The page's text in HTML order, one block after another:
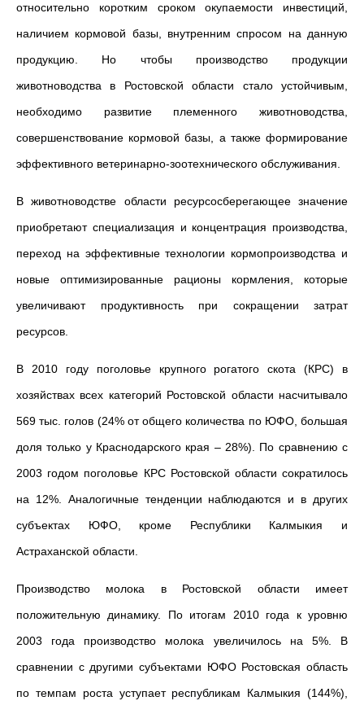
относительно коротким сроком окупаемости инвестиций,
наличием кормовой базы, внутренним спросом на данную
продукцию. Но чтобы производство продукции
животноводства в Ростовской области стало устойчивым,
необходимо развитие племенного животноводства,
совершенствование кормовой базы, а также формирование
эффективного ветеринарно-зоотехнического обслуживания.
В животноводстве области ресурсосберегающее значение
приобретают специализация и концентрация производства,
переход на эффективные технологии кормопроизводства и
новые оптимизированные рационы кормления, которые
увеличивают продуктивность при сокращении затрат
ресурсов.
В 2010 году поголовье крупного рогатого скота (КРС) в
хозяйствах всех категорий Ростовской области насчитывало
569 тыс. голов (24% от общего количества по ЮФО, большая
доля только у Краснодарского края – 28%). По сравнению с
2003 годом поголовье КРС Ростовской области сократилось
на 12%. Аналогичные тенденции наблюдаются и в других
субъектах ЮФО, кроме Республики Калмыкия и
Астраханской области.
Производство молока в Ростовской области имеет
положительную динамику. По итогам 2010 года к уровню
2003 года производство молока увеличилось на 5%. В
сравнении с другими субъектами ЮФО Ростовская область
по темпам роста уступает республикам Калмыкия (144%),